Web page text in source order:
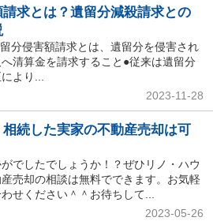
求とは？遺留分減殺請求との
分侵害額請求とは、遺留分を侵害され
清算金を請求すること●従来は遺留分
より...
2023-11-28
続した実家の不動産売却は可
でしたでしょうか！？ぜひリノ・ハウ
売却の相談は無料でできます。お気軽
せください＾＾お待ちして...
2023-05-26